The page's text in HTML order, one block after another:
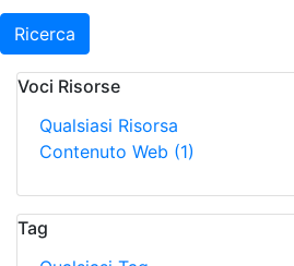
Ricerca
Voci Risorse
Qualsiasi Risorsa
Contenuto Web (1)
Tag